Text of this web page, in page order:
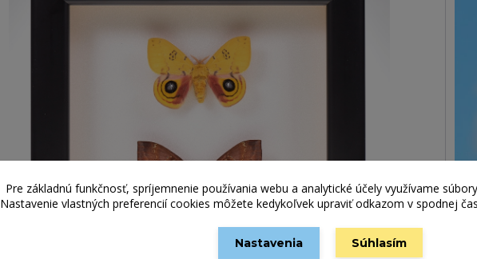
Pre základnú funkčnosť, spríjemnenie používania webu a analytické účely využívame
Nastavenie vlastných preferencií cookies môžete kedykoľvek upraviť odkazom v spodnej
Nastavenia Súhlasím